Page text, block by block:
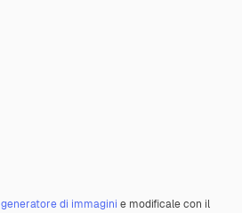
generatore di immagini e modificale con il